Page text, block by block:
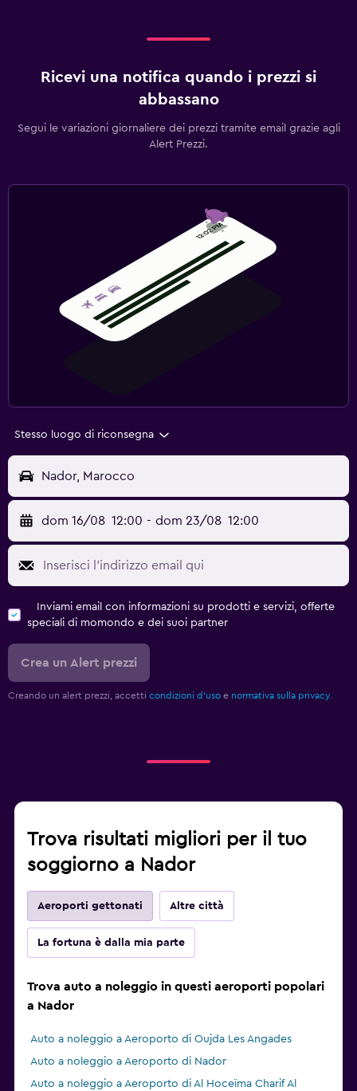
Ricevi una notifica quando i prezzi si
abbassano
Segui le variazioni giornaliere dei prezzi tramite email grazie agli
Alert Prezzi.
Stesso luogo di riconsegna
Nador, Marocco
dom 16/08 12:00 - dom 23/08 12:00
Inviami email con informazioni su prodotti e servizi, offerte
speciali di momondo e dei suoi partner
Crea un Alert prezzi
Creando un alert prezzi, accetti condizioni d'uso e normativa sulla privacy.
Trova risultati migliori per il tuo
soggiorno a Nador
Aeroporti gettonati Altre città
La fortuna è dalla mia parte
Trova auto a noleggio in questi aeroporti popolari
a Nador
Auto a noleggio a Aeroporto di Oujda Les Angades
Auto a noleggio a Aeroporto di Nador
Auto a noleggio a Aeroporto di Al Hoceïma Charif Al